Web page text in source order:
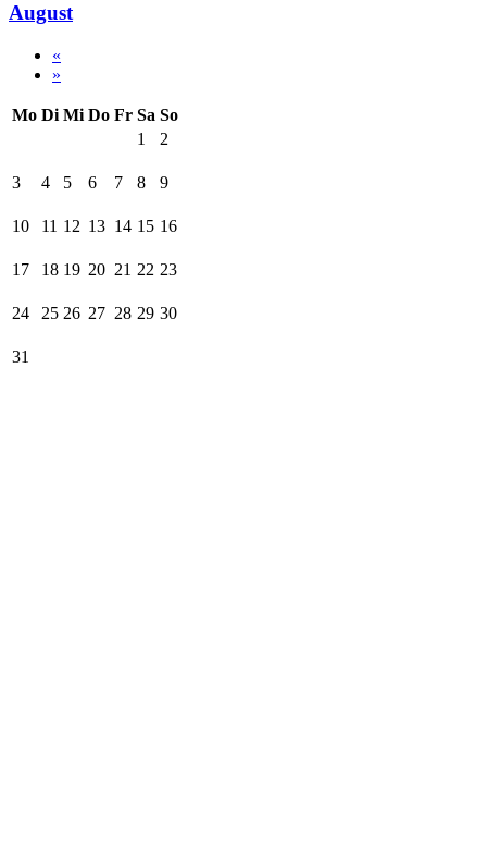
August
«
»
Mo Di Mi Do Fr Sa So
1
2
3 4 5 6 7 8 9
10 11 12 13 14 15 16
17 18 19 20 21 22 23
24 25 26 27 28 29 30
31